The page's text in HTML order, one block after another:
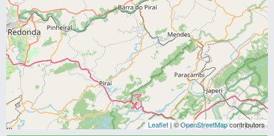
Leaflet | ©OpenStreetMapcontributors